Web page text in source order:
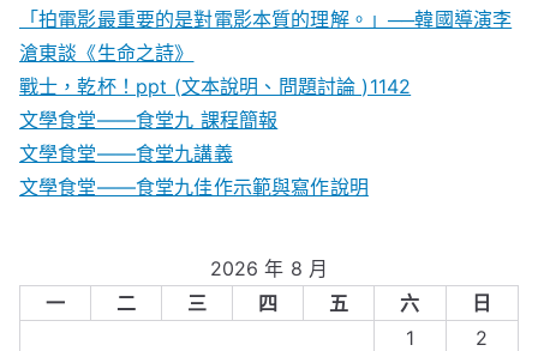
「拍電影最重要的是對電影本質的理解。」──韓國導演李
滄東談《生命之詩》
戰士，乾杯！ppt (文本說明、問題討論 )1142
文學食堂——食堂九 課程簡報
文學食堂――食堂九講義
文學食堂——食堂九佳作示範與寫作說明
2026 年 8 月
一
二 三 四 五 六
日
1
2